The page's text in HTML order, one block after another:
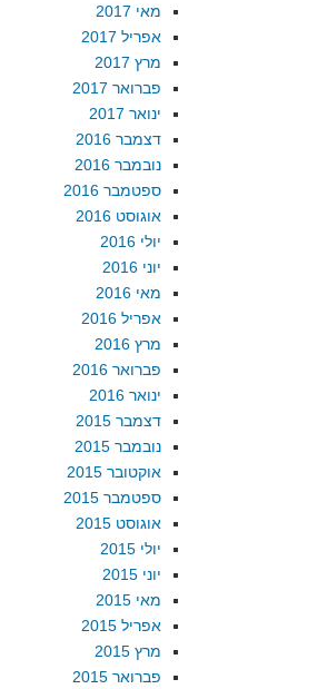
מאי 2017
אפריל 2017
מרץ 2017
פברואר 2017
ינואר 2017
דצמבר 2016
נובמבר 2016
ספטמבר 2016
אוגוסט 2016
יולי 2016
יוני 2016
מאי 2016
אפריל 2016
מרץ 2016
פברואר 2016
ינואר 2016
דצמבר 2015
נובמבר 2015
אוקטובר 2015
ספטמבר 2015
אוגוסט 2015
יולי 2015
יוני 2015
מאי 2015
אפריל 2015
מרץ 2015
פברואר 2015